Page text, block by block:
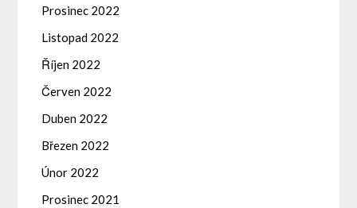
Prosinec 2022
Listopad 2022
Říjen 2022
Červen 2022
Duben 2022
Březen 2022
Únor 2022
Prosinec 2021